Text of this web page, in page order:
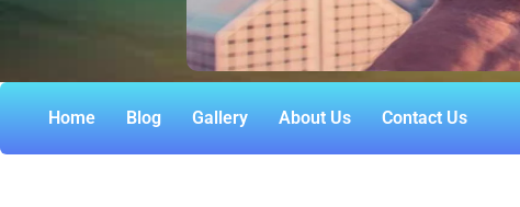
Home Blog Gallery About Us Contact Us